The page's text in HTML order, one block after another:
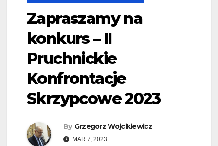
Zapraszamy na
konkurs – II
Pruchnickie
Konfrontacje
Skrzypcowe 2023
By Grzegorz Wojcikiewicz
MAR 7, 2023